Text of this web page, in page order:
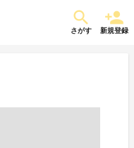
さがす 新規登録